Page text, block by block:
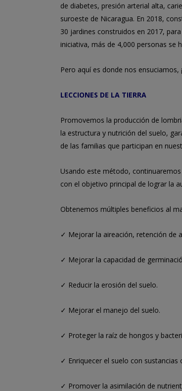
de diabetes, presión arterial alta,
suroeste de Nicaragua. En 2018,
30 jardines construidos en 2017,
iniciativa, más de 4,000 personas se
Pero aquí es donde nos ensuciamos,
LECCIONES DE LA TIERRA
Promovemos la producción de
la estructura y nutrición del suelo,
de las familias que participan en
Usando este método,
con el objetivo principal de lograr la
Obtenemos múltiples beneficios al
✓ Mejorar la aireación, retención de
✓ Mejorar la capacidad de
✓ Reducir la erosión del suelo.
✓ Mejorar el manejo del suelo.
✓ Proteger la raíz de hongos y
✓ Enriquecer el suelo con sustancias
✓ Promover la asimilación de